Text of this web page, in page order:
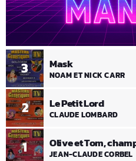
1 Olive et Tom,
JEAN-CLAUDE CORBEL
2 Le Petit Lord
CLAUDE LOMBARD
3 Mask
NOAM ET NICK CARR